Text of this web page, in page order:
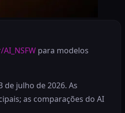
AI_NSFW para modelos
julho de 2026. As
as comparações do AI